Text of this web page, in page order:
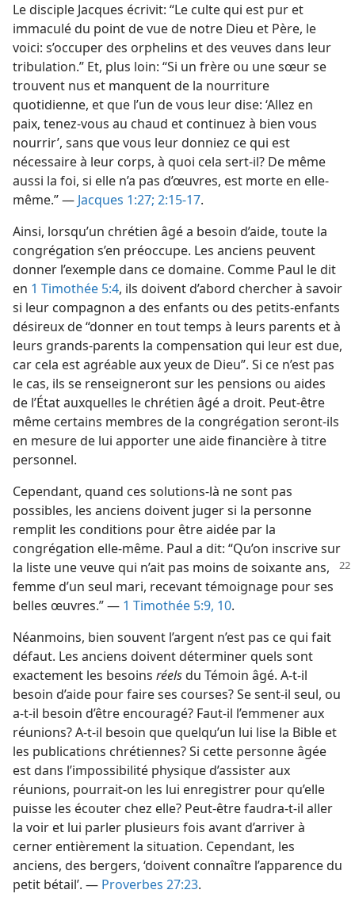
Le disciple Jacques écrivit: “Le culte qui est pur et
immaculé du point de vue de notre Dieu et Père, le
voici: s’occuper des orphelins et des veuves dans leur
tribulation.” Et, plus loin: “Si un frère ou une sœur se
trouvent nus et manquent de la nourriture
quotidienne, et que l’un de vous leur dise: ‘Allez en
paix, tenez-vous au chaud et continuez à bien vous
nourrir’, sans que vous leur donniez ce qui est
nécessaire à leur corps, à quoi cela sert-il? De même
aussi la foi, si elle n’a pas d’œuvres, est morte en elle-
même.” — Jacques 1:27; 2:15-17.
Ainsi, lorsqu’un chrétien âgé a besoin d’aide, toute la
congrégation s’en préoccupe. Les anciens peuvent
donner l’exemple dans ce domaine. Comme Paul le dit
en 1 Timothée 5:4, ils doivent d’abord chercher à savoir
si leur compagnon a des enfants ou des petits-enfants
désireux de “donner en tout temps à leurs parents et à
leurs grands-parents la compensation qui leur est due,
car cela est agréable aux yeux de Dieu”. Si ce n’est pas
le cas, ils se renseigneront sur les pensions ou aides
de l’État auxquelles le chrétien âgé a droit. Peut-être
même certains membres de la congrégation seront-ils
en mesure de lui apporter une aide financière à titre
personnel.
Cependant, quand ces solutions-là ne sont pas
possibles, les anciens doivent juger si la personne
remplit les conditions pour être aidée par la
congrégation elle-même. Paul a dit: “Qu’on inscrive sur
la liste une veuvequi n’ait pas moins de soixante ans,
femme d’un seul mari, recevant témoignage pour ses
belles œuvres.” — 1 Timothée 5:9, 10.
Néanmoins, bien souvent l’argent n’est pas ce qui fait
défaut. Les anciens doivent déterminer quels sont
exactement les besoins réelsdu Témoin âgé. A-t-il
besoin d’aide pour faire ses courses? Se sent-il seul, ou
a-t-il besoin d’être encouragé? Faut-il l’emmener aux
réunions? A-t-il besoin que quelqu’un lui lise la Bible et
les publications chrétiennes? Si cette personne âgée
est dans l’impossibilité physique d’assister aux
réunions, pourrait-on les lui enregistrer pour qu’elle
puisse les écouter chez elle? Peut-être faudra-t-il aller
la voir et lui parler plusieurs fois avant d’arriver à
cerner entièrement la situation. Cependant, les
anciens, des bergers, ‘doivent connaître l’apparence du
petit bétail’. — Proverbes 27:23.